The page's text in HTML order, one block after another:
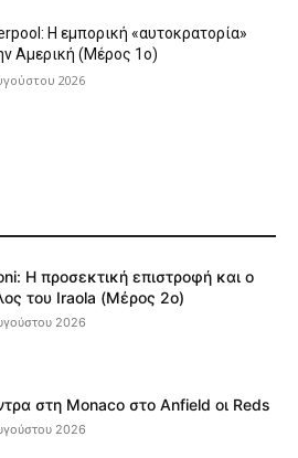
Η εμπορική «αυτοκρατορία»
Αμερική (Μέρος 1ο)
2026
Η προσεκτική επιστροφή και ο
του Iraola (Μέρος 2ο)
2026
στη Monaco στο Anfield οι Reds
2026